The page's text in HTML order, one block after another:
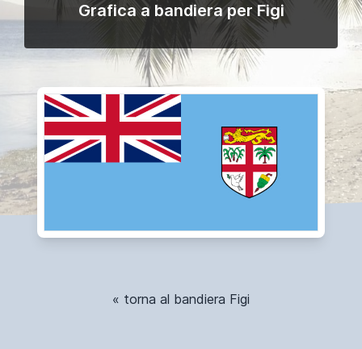
Grafica a bandiera per Figi
« torna al bandiera Figi